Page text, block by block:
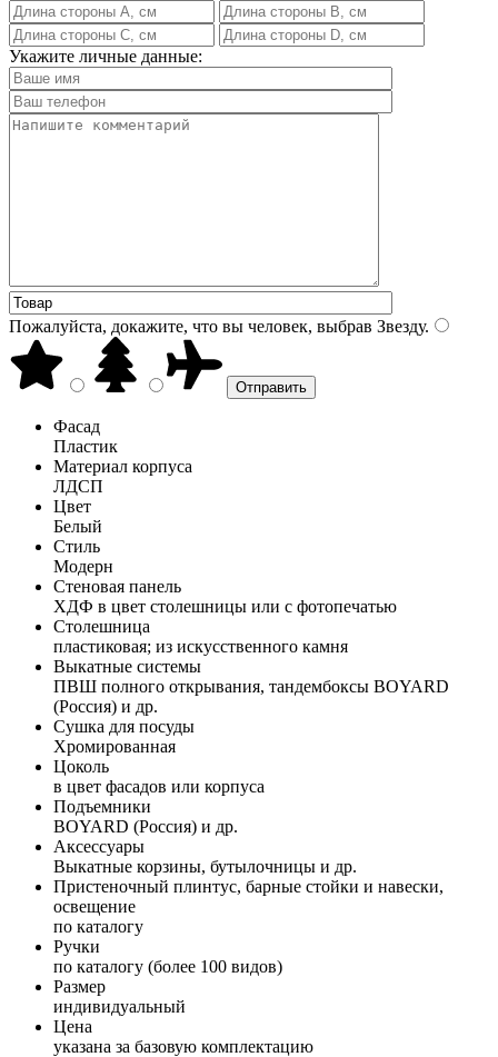
Укажите личные данные:
Пожалуйста, докажите, что вы человек, выбрав Звезду.
Фасад
Пластик
Материал корпуса
ЛДСП
Цвет
Белый
Стиль
Модерн
Стеновая панель
ХДФ в цвет столешницы или с фотопечатью
Столешница
пластиковая; из искусственного камня
Выкатные системы
ПВШ полного открывания, тандембоксы BOYARD
(Россия) и др.
Сушка для посуды
Хромированная
Цоколь
в цвет фасадов или корпуса
Подъемники
BOYARD (Россия) и др.
Аксессуары
Выкатные корзины, бутылочницы и др.
Пристеночный плинтус, барные стойки и навески,
освещение
по каталогу
Ручки
по каталогу (более 100 видов)
Размер
индивидуальный
Цена
указана за базовую комплектацию